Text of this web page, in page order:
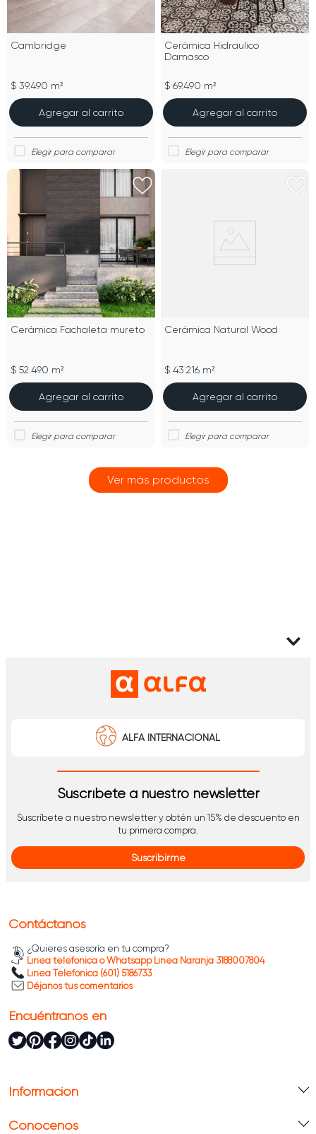
Cambridge
$ 39.490 m²
Agregar al carrito
Cerámica Hidraulico
Damasco
$ 69.490 m²
Agregar al carrito
Cerámica Fachaleta mureto
$ 52.490 m²
Agregar al carrito
Cerámica Natural Wood
$ 43.216 m²
Agregar al carrito
ALFA INTERNACIONAL
Suscríbete a nuestro newsletter
Suscríbete a nuestro newsletter y obtén un 15% de descuento en
tu primera compra.
Suscribirme
Información
Conócenos
Contáctanos
¿Quieres asesoría en tu compra?
Línea telefónica o Whatsapp Línea Naranja 3188007804
Línea Telefónica (601) 5186733
Déjanos tus comentarios
Encuéntranos en